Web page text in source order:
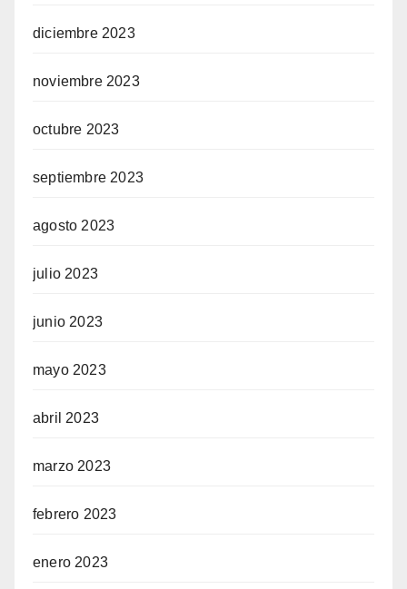
diciembre 2023
noviembre 2023
octubre 2023
septiembre 2023
agosto 2023
julio 2023
junio 2023
mayo 2023
abril 2023
marzo 2023
febrero 2023
enero 2023